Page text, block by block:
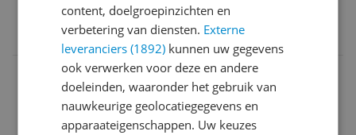
8720922180292
Gebruikswijze en werking
Productinformatie
content, doelgroepinzichten en
verbetering van diensten. Externe
leveranciers (1892) kunnen uw gegevens
ook verwerken voor deze en andere
doeleinden, waaronder het gebruik van
nauwkeurige geolocatiegegevens en
apparaateigenschappen. Uw keuzes